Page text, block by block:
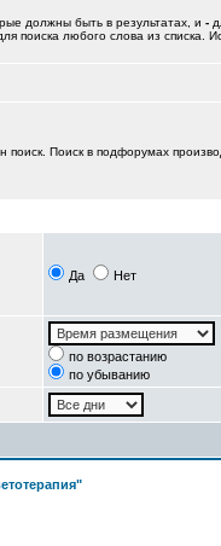
должны быть в результатах, и -
поиска любого слова из списка.
Поиск в подфорумах
Да Нет
по возрастанию
по убыванию